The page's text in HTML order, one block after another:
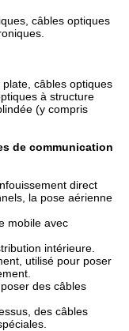
câbles optiques
câbles optiques
à structure
(y compris
de communication
direct
la pose aérienne
mobile avec
intérieure.
utilisé pour poser
des câbles
des câbles